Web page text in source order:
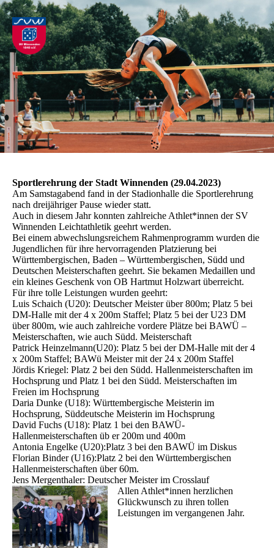
Sportlerehrung der Stadt Winnenden (29.04.2023)
Am Samstagabend fand in der Stadionhalle die Sportlerehrung
nach dreijähriger Pause wieder statt.
Auch in diesem Jahr konnten zahlreiche Athlet*innen der SV
Winnenden Leichtathletik geehrt werden.
Bei einem abwechslungsreichem Rahmenprogramm wurden die
Jugendlichen für ihre hervorragenden Platzierung bei
Württembergischen, Baden – Württembergischen, Südd und
Deutschen Meisterschaften geehrt. Sie bekamen Medaillen und
ein kleines Geschenk von OB Hartmut Holzwart überreicht.
Für ihre tolle Leistungen wurden geehrt:
Luis Schaich (U20): Deutscher Meister über 800m; Platz 5 bei
DM-Halle mit der 4 x 200m Staffel; Platz 5 bei der U23 DM
über 800m, wie auch zahlreiche vordere Plätze bei BAWÜ –
Meisterschaften, wie auch Südd. Meisterschaft
Patrick Heinzelmann(U20): Platz 5 bei der DM-Halle mit der 4
x 200m Staffel; BAWü Meister mit der 24 x 200m Staffel
Jördis Kriegel: Platz 2 bei den Südd. Hallenmeisterschaften im
Hochsprung und Platz 1 bei den Südd. Meisterschaften im
Freien im Hochsprung
Daria Dunke (U18): Württembergische Meisterin im
Hochsprung, Süddeutsche Meisterin im Hochsprung
David Fuchs (U18): Platz 1 bei den BAWÜ-
Hallenmeisterschaften üb er 200m und 400m
Antonia Engelke (U20):Platz 3 bei den BAWÜ im Diskus
Florian Binder (U16):Platz 2 bei den Württembergischen
Hallenmeisterschaften über 60m.
Jens Mergenthaler: Deutscher Meister im Crosslauf
Allen Athlet*innen herzlichen
Glückwunsch zu ihren tollen
Leistungen im vergangenen Jahr.